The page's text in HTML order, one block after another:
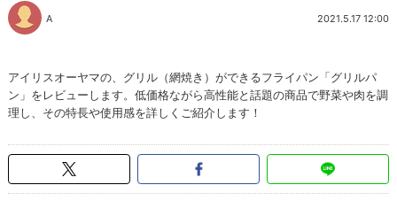
A 2021.5.17 12:00
アイリスオーヤマの、グリル（網焼き）ができるフライパン「グリルパ
ン」をレビューします。低価格ながら高性能と話題の商品で野菜や肉を調
理し、その特長や使用感を詳しくご紹介します！